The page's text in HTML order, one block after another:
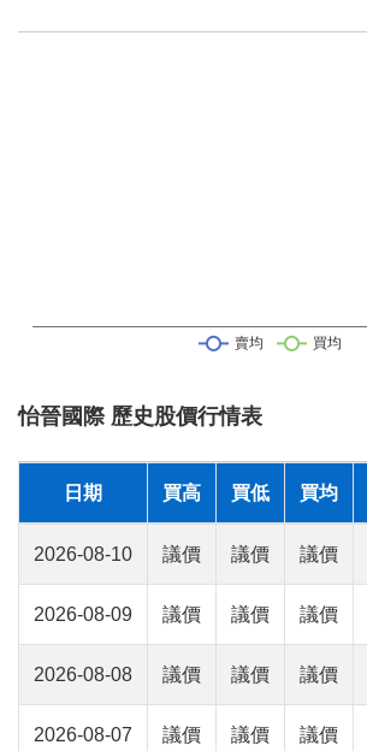
怡晉國際 歷史股價行情表
日期 買高 買低 買均
2026-08-10 議價 議價 議價
2026-08-09 議價 議價 議價
2026-08-08 議價 議價 議價
2026-08-07 議價 議價 議價